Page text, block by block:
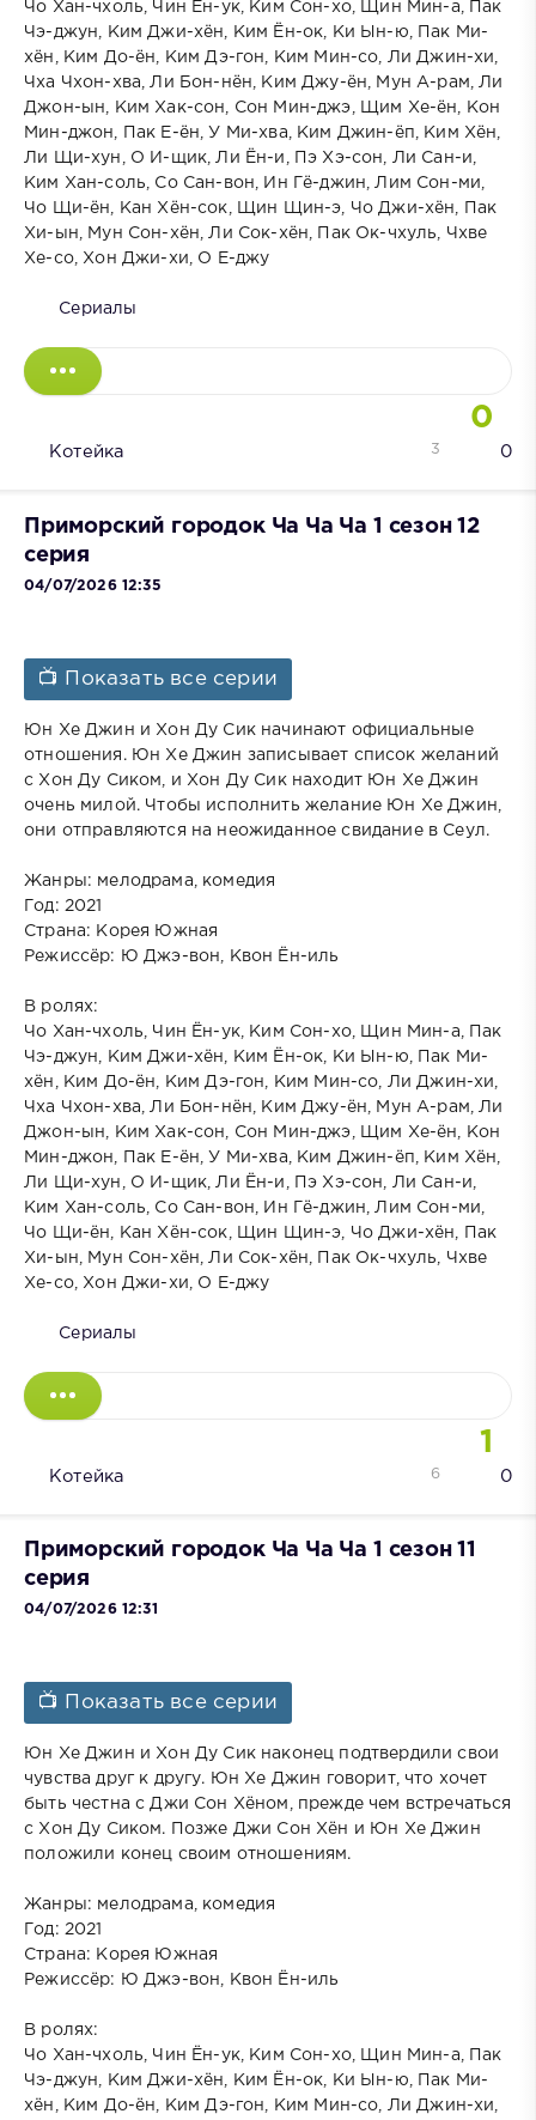
Чо Хан-чхоль, Чин Ён-ук, Ким Сон-хо, Щин Мин-а, Пак
Чэ-джун, Ким Джи-хён, Ким Ён-ок, Ки Ын-ю, Пак Ми-
хён, Ким До-ён, Ким Дэ-гон, Ким Мин-со, Ли Джин-хи,
Чха Чхон-хва, Ли Бон-нён, Ким Джу-ён, Мун А-рам, Ли
Джон-ын, Ким Хак-сон, Сон Мин-джэ, Щим Хе-ён, Кон
Мин-джон, Пак Е-ён, У Ми-хва, Ким Джин-ёп, Ким Хён,
Ли Щи-хун, О И-щик, Ли Ён-и, Пэ Хэ-сон, Ли Сан-и,
Ким Хан-соль, Со Сан-вон, Ин Гё-джин, Лим Сон-ми,
Чо Щи-ён, Кан Хён-сок, Щин Щин-э, Чо Джи-хён, Пак
Хи-ын, Мун Сон-хён, Ли Сок-хён, Пак Ок-чхуль, Чхве
Хе-со, Хон Джи-хи, О Е-джу
Сериалы
0
Котейка 0
3
Приморский городок Ча Ча Ча 1 сезон 12
серия
04/07/2026 12:35
📺 Показать все серии
Юн Хе Джин и Хон Ду Сик начинают официальные
отношения. Юн Хе Джин записывает список желаний
с Хон Ду Сиком, и Хон Ду Сик находит Юн Хе Джин
очень милой. Чтобы исполнить желание Юн Хе Джин,
они отправляются на неожиданное свидание в Сеул.
Жанры: мелодрама, комедия
Год: 2021
Страна: Корея Южная
Режиссёр: Ю Джэ-вон, Квон Ён-иль
В ролях:
Чо Хан-чхоль, Чин Ён-ук, Ким Сон-хо, Щин Мин-а, Пак
Чэ-джун, Ким Джи-хён, Ким Ён-ок, Ки Ын-ю, Пак Ми-
хён, Ким До-ён, Ким Дэ-гон, Ким Мин-со, Ли Джин-хи,
Чха Чхон-хва, Ли Бон-нён, Ким Джу-ён, Мун А-рам, Ли
Джон-ын, Ким Хак-сон, Сон Мин-джэ, Щим Хе-ён, Кон
Мин-джон, Пак Е-ён, У Ми-хва, Ким Джин-ёп, Ким Хён,
Ли Щи-хун, О И-щик, Ли Ён-и, Пэ Хэ-сон, Ли Сан-и,
Ким Хан-соль, Со Сан-вон, Ин Гё-джин, Лим Сон-ми,
Чо Щи-ён, Кан Хён-сок, Щин Щин-э, Чо Джи-хён, Пак
Хи-ын, Мун Сон-хён, Ли Сок-хён, Пак Ок-чхуль, Чхве
Хе-со, Хон Джи-хи, О Е-джу
Сериалы
1
Котейка 0
6
Приморский городок Ча Ча Ча 1 сезон 11
серия
04/07/2026 12:31
📺 Показать все серии
Юн Хе Джин и Хон Ду Сик наконец подтвердили свои
чувства друг к другу. Юн Хе Джин говорит, что хочет
быть честна с Джи Сон Хёном, прежде чем встречаться
с Хон Ду Сиком. Позже Джи Сон Хён и Юн Хе Джин
положили конец своим отношениям.
Жанры: мелодрама, комедия
Год: 2021
Страна: Корея Южная
Режиссёр: Ю Джэ-вон, Квон Ён-иль
В ролях:
Чо Хан-чхоль, Чин Ён-ук, Ким Сон-хо, Щин Мин-а, Пак
Чэ-джун, Ким Джи-хён, Ким Ён-ок, Ки Ын-ю, Пак Ми-
хён, Ким До-ён, Ким Дэ-гон, Ким Мин-со, Ли Джин-хи,